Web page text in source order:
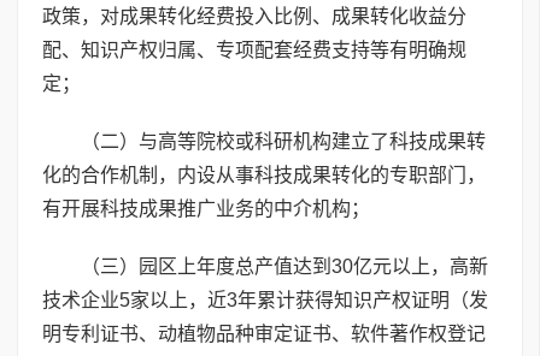
政策，对成果转化经费投入比例、成果转化收益分
配、知识产权归属、专项配套经费支持等有明确规
定；
（二）与高等院校或科研机构建立了科技成果转
化的合作机制，内设从事科技成果转化的专职部门，
有开展科技成果推广业务的中介机构；
（三）园区上年度总产值达到30亿元以上，高新
技术企业5家以上，近3年累计获得知识产权证明（发
明专利证书、动植物品种审定证书、软件著作权登记